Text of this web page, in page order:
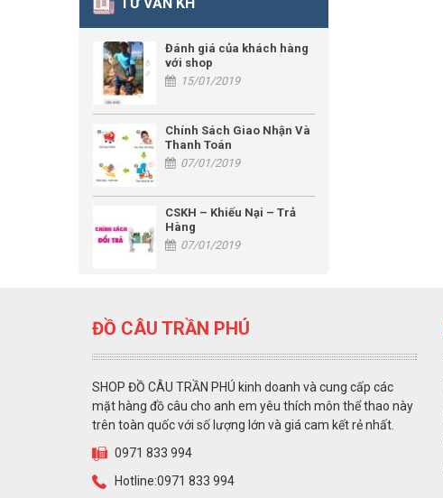
Đánh giá của khách hàng
với shop
15/01/2019
Chính Sách Giao Nhận Và
Thanh Toán
07/01/2019
CSKH – Khiếu Nại – Trả
Hàng
07/01/2019
ĐỒ CÂU TRẦN PHÚ
SHOP ĐỒ CÂU TRẦN PHÚ kinh doanh và cung cấp các
mặt hàng đồ câu cho anh em yêu thích môn thể thao này
trên toàn quốc với số lượng lớn và giá cam kết rẻ nhất.
0971 833 994
Hotline:0971 833 994